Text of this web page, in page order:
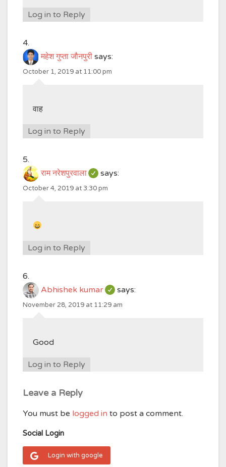
Log in to Reply
महेश गुप्ता जौनपुरी says:
October 1, 2019 at 11:00 pm
वाह
Log in to Reply
राम नरेशपुरवाला says:
October 4, 2019 at 3:30 pm
Log in to Reply
Abhishek kumar says:
November 28, 2019 at 11:29 am
Good
Log in to Reply
Leave a Reply
You must be logged in to post a comment.
Social Login
Login with google